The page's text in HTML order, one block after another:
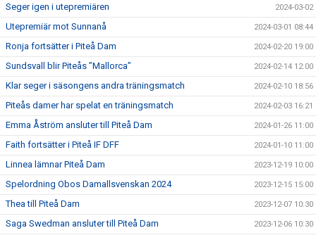
Seger igen i utepremiären 2024-03-02
Utepremiär mot Sunnanå 2024-03-01 08:44
Ronja fortsätter i Piteå Dam 2024-02-20 19:00
Sundsvall blir Piteås ”Mallorca” 2024-02-14 12:00
Klar seger i säsongens andra träningsmatch 2024-02-10 18:56
Piteås damer har spelat en träningsmatch 2024-02-03 16:21
Emma Åström ansluter till Piteå Dam 2024-01-26 11:00
Faith fortsätter i Piteå IF DFF 2024-01-10 11:00
Linnea lämnar Piteå Dam 2023-12-19 10:00
Spelordning Obos Damallsvenskan 2024 2023-12-15 15:00
Thea till Piteå Dam 2023-12-07 10:30
Saga Swedman ansluter till Piteå Dam 2023-12-06 10:30